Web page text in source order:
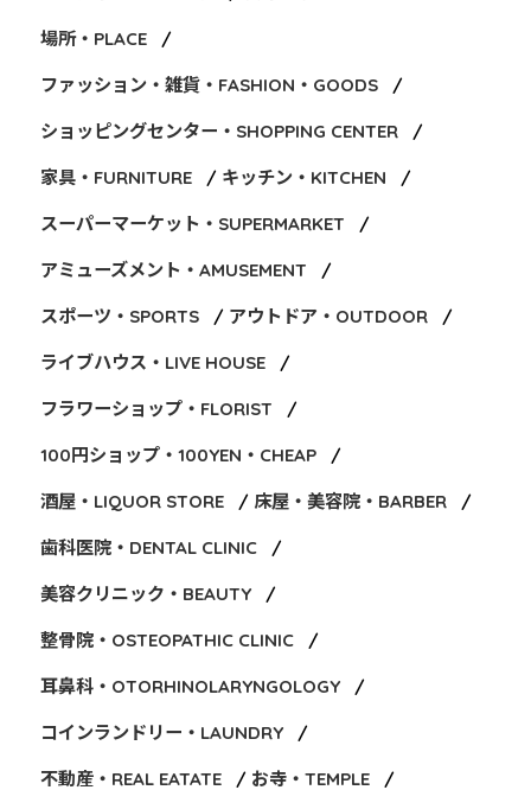
場所・PLACE
ファッション・雑貨・FASHION・GOODS
ショッピングセンター・SHOPPING CENTER
家具・FURNITURE キッチン・KITCHEN
スーパーマーケット・SUPERMARKET
アミューズメント・AMUSEMENT
スポーツ・SPORTS アウトドア・OUTDOOR
ライブハウス・LIVE HOUSE
フラワーショップ・FLORIST
100円ショップ・100YEN・CHEAP
酒屋・LIQUOR STORE 床屋・美容院・BARBER
歯科医院・DENTAL CLINIC
美容クリニック・BEAUTY
整骨院・OSTEOPATHIC CLINIC
耳鼻科・OTORHINOLARYNGOLOGY
コインランドリー・LAUNDRY
不動産・REAL EATATE お寺・TEMPLE